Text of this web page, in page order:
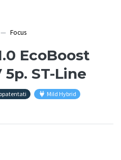
Focus
EcoBoost
5p. ST-Line
Mild Hybrid